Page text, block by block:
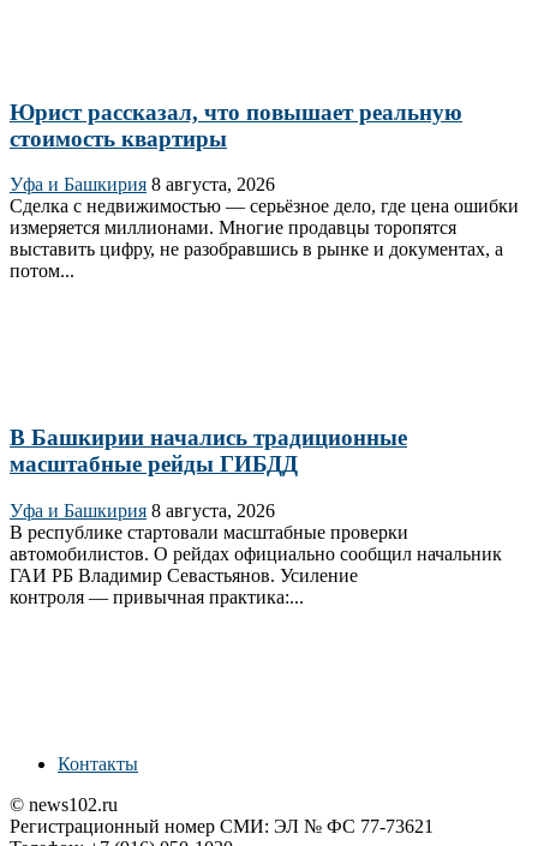
Юрист рассказал, что повышает реальную
стоимость квартиры
Уфа и Башкирия 8 августа, 2026
Сделка с недвижимостью — серьёзное дело, где цена ошибки
измеряется миллионами. Многие продавцы торопятся
выставить цифру, не разобравшись в рынке и документах, а
потом...
В Башкирии начались традиционные
масштабные рейды ГИБДД
Уфа и Башкирия 8 августа, 2026
В республике стартовали масштабные проверки
автомобилистов. О рейдах официально сообщил начальник
ГАИ РБ Владимир Севастьянов. Усиление
контроля — привычная практика:...
Контакты
© news102.ru
Регистрационный номер СМИ: ЭЛ № ФС 77-73621